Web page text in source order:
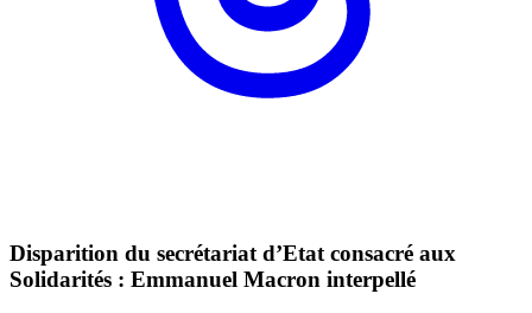
Disparition du secrétariat d’Etat consacré aux
Solidarités : Emmanuel Macron interpellé